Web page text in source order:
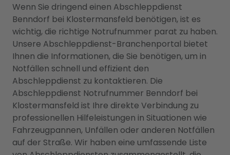
Wenn Sie dringend einen Abschleppdienst
Benndorf bei Klostermansfeld benötigen, ist es
wichtig, die richtige Notrufnummer parat zu haben.
Unsere Abschleppdienst-Branchenportal bietet
Ihnen die Informationen, die Sie benötigen, um in
Notfällen schnell und effizient den
Abschleppdienst zu kontaktieren. Die
Abschleppdienst Notrufnummer Benndorf bei
Klostermansfeld ist Ihre direkte Verbindung zu
professionellen Hilfeleistungen in Situationen wie
Fahrzeugpannen, Unfällen oder anderen Notfällen
auf der Straße. Wir haben eine umfassende Liste